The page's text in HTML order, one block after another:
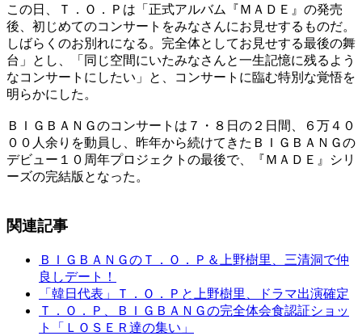
この日、Ｔ．Ｏ．Ｐは「正式アルバム『ＭＡＤＥ』の発売
後、初じめてのコンサートをみなさんにお見せするものだ。
しばらくのお別れになる。完全体としてお見せする最後の舞
台」とし、「同じ空間にいたみなさんと一生記憶に残るよう
なコンサートにしたい」と、コンサートに臨む特別な覚悟を
明らかにした。
ＢＩＧＢＡＮＧのコンサートは７・８日の２日間、６万４０
００人余りを動員し、昨年から続けてきたＢＩＧＢＡＮＧの
デビュー１０周年プロジェクトの最後で、『ＭＡＤＥ』シリ
ーズの完結版となった。
関連記事
ＢＩＧＢＡＮＧのＴ．Ｏ．Ｐ＆上野樹里、三清洞で仲
良しデート！
「韓日代表」Ｔ．Ｏ．Ｐと上野樹里、ドラマ出演確定
Ｔ．Ｏ．Ｐ、ＢＩＧＢＡＮＧの完全体会食認証ショッ
ト「ＬＯＳＥＲ達の集い」